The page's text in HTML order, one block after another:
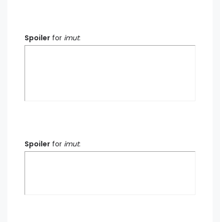
Spoiler for imut:
Spoiler for imut: